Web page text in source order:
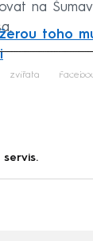
na
toho
to
zvířata